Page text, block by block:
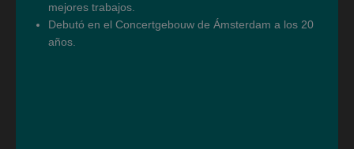
mejores trabajos.
Debutó en el Concertgebouw de Ámsterdam a los 20
años.